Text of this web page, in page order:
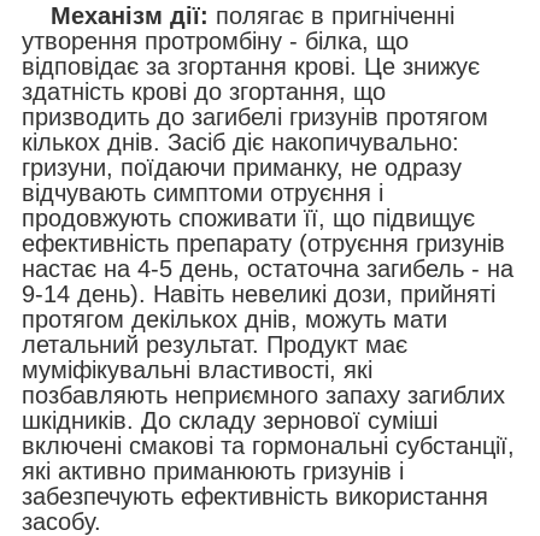
Механізм дії: полягає в пригніченні
утворення протромбіну - білка, що
відповідає за згортання крові. Це знижує
здатність крові до згортання, що
призводить до загибелі гризунів протягом
кількох днів. Засіб діє накопичувально:
гризуни, поїдаючи приманку, не одразу
відчувають симптоми отруєння і
продовжують споживати її, що підвищує
ефективність препарату (отруєння гризунів
настає на 4-5 день, остаточна загибель - на
9-14 день). Навіть невеликі дози, прийняті
протягом декількох днів, можуть мати
летальний результат. Продукт має
муміфікувальні властивості, які
позбавляють неприємного запаху загиблих
шкідників. До складу зернової суміші
включені смакові та гормональні субстанції,
які активно приманюють гризунів і
забезпечують ефективність використання
засобу.